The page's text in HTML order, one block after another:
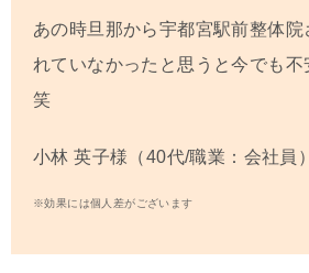
あの時旦那から宇都宮駅前整体院
れていなかったと思うと今でも不
笑
小林 英子様（40代/職業：会社員）
※効果には個人差がございます